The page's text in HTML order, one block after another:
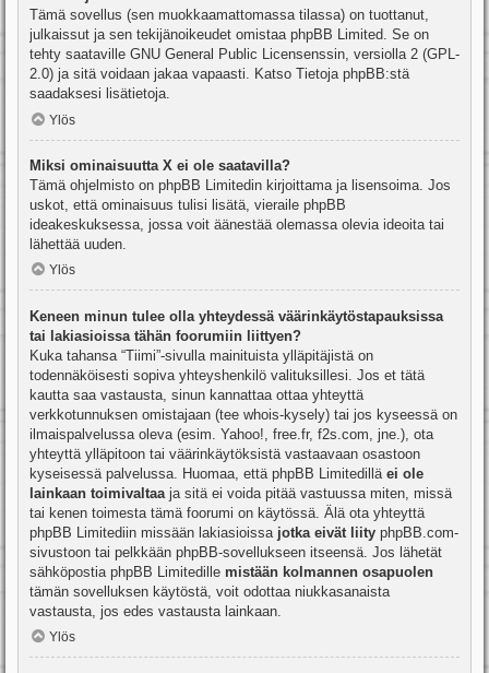
Tämä sovellus (sen muokkaamattomassa tilassa) on tuottanut,
julkaissut ja sen tekijänoikeudet omistaa phpBB Limited. Se on
tehty saataville GNU General Public Licensenssin, versiolla 2 (GPL-
2.0) ja sitä voidaan jakaa vapaasti. Katso Tietoja phpBB:stä
saadaksesi lisätietoja.
Ylös
Miksi ominaisuutta X ei ole saatavilla?
Tämä ohjelmisto on phpBB Limitedin kirjoittama ja lisensoima. Jos
uskot, että ominaisuus tulisi lisätä, vieraile phpBB
ideakeskuksessa , jossa voit äänestää olemassa olevia ideoita tai
lähettää uuden.
Ylös
Keneen minun tulee olla yhteydessä väärinkäytöstapauksissa
tai lakiasioissa tähän foorumiin liittyen?
Kuka tahansa “Tiimi”-sivulla mainituista ylläpitäjistä on
todennäköisesti sopiva yhteyshenkilö valituksillesi. Jos et tätä
kautta saa vastausta, sinun kannattaa ottaa yhteyttä
verkkotunnuksen omistajaan (tee whois-kysely) tai jos kyseessä on
ilmaispalvelussa oleva (esim. Yahoo!, free.fr, f2s.com, jne.), ota
yhteyttä ylläpitoon tai väärinkäytöksistä vastaavaan osastoon
kyseisessä palvelussa. Huomaa, että phpBB Limitedillä ei ole
lainkaan toimivaltaa ja sitä ei voida pitää vastuussa miten, missä
tai kenen toimesta tämä foorumi on käytössä. Älä ota yhteyttä
phpBB Limitediin missään lakiasioissa jotka eivät liity phpBB.com-
sivustoon tai pelkkään phpBB-sovellukseen itseensä. Jos lähetät
sähköpostia phpBB Limitedille mistään kolmannen osapuolen
tämän sovelluksen käytöstä, voit odottaa niukkasanaista
vastausta, jos edes vastausta lainkaan.
Ylös